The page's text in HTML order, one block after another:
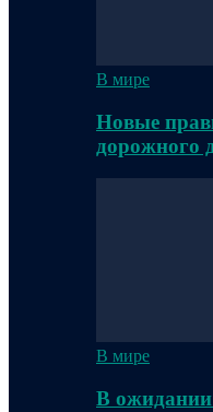
В мире
Новые
дорожного
В мире
В ожидании